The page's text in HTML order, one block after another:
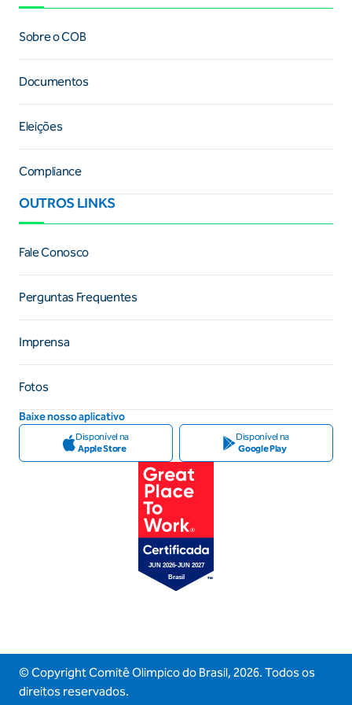
Sobre o COB
Documentos
Eleições
Compliance
OUTROS LINKS
Fale Conosco
Perguntas Frequentes
Imprensa
Fotos
Baixe nosso aplicativo
Disponível na
Apple Store
Disponível na
Google Play
© Copyright Comitê Olimpico do Brasil, 2026. Todos os
direitos reservados.